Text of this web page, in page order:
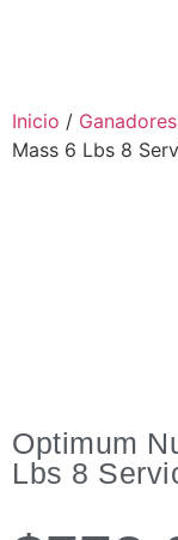
Inicio /
Mass 6 Lbs 8
Optimum
Lbs 8